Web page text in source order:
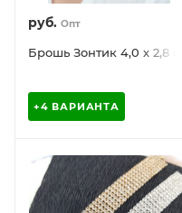
руб. Опт
Брошь Зонтик 4,0 х 2,8 см
+4 ВАРИАНТА